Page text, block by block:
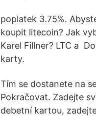
poplatek 3.75%.
koupit litecoin? Jak
Karel Fillner? LTC a
karty.
Tím se dostanete na
Pokračovat. Zadejte
debetní kartou,